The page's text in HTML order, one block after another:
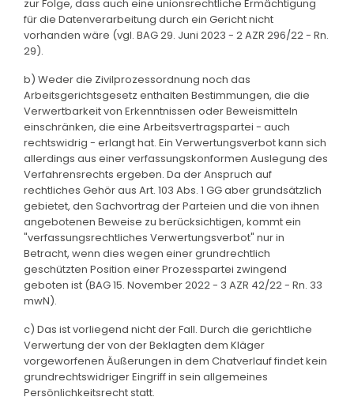
zur Folge, dass auch eine unionsrechtliche Ermächtigung
für die Datenverarbeitung durch ein Gericht nicht
vorhanden wäre (vgl. BAG 29. Juni 2023 - 2 AZR 296/22 - Rn.
29).
b) Weder die Zivilprozessordnung noch das
Arbeitsgerichtsgesetz enthalten Bestimmungen, die die
Verwertbarkeit von Erkenntnissen oder Beweismitteln
einschränken, die eine Arbeitsvertragspartei - auch
rechtswidrig - erlangt hat. Ein Verwertungsverbot kann sich
allerdings aus einer verfassungskonformen Auslegung des
Verfahrensrechts ergeben. Da der Anspruch auf
rechtliches Gehör aus Art. 103 Abs. 1 GG aber grundsätzlich
gebietet, den Sachvortrag der Parteien und die von ihnen
angebotenen Beweise zu berücksichtigen, kommt ein
"verfassungsrechtliches Verwertungsverbot" nur in
Betracht, wenn dies wegen einer grundrechtlich
geschützten Position einer Prozesspartei zwingend
geboten ist (BAG 15. November 2022 - 3 AZR 42/22 - Rn. 33
mwN).
c) Das ist vorliegend nicht der Fall. Durch die gerichtliche
Verwertung der von der Beklagten dem Kläger
vorgeworfenen Äußerungen in dem Chatverlauf findet kein
grundrechtswidriger Eingriff in sein allgemeines
Persönlichkeitsrecht statt.